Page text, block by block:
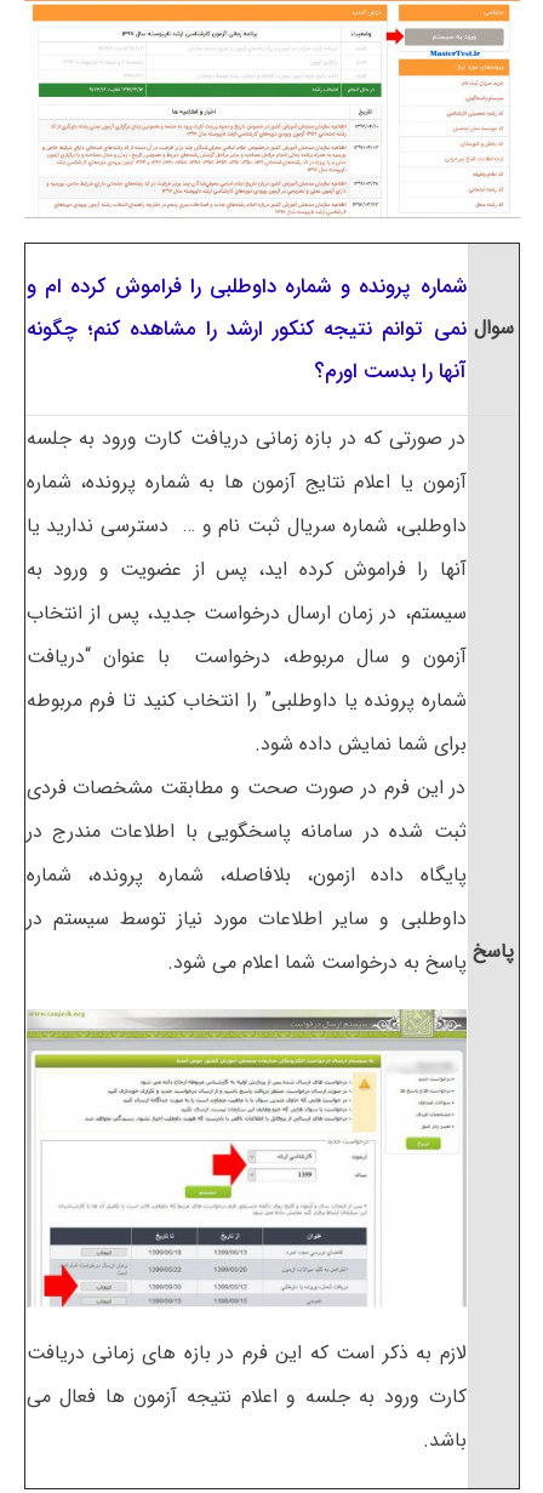
سوال
شماره پرونده و شماره داوطلبی را فراموش کرده ام و
نمی توانم نتیجه کنکور ارشد را مشاهده کنم؛ چگونه
آنها را بدست اورم؟
پاسخ
در صورتی که در بازه زمانی دریافت کارت ورود به جلسه
آزمون یا اعلام نتایج آزمون ها به شماره پرونده، شماره
داوطلبی، شماره سریال ثبت نام و … دسترسی ندارید یا
آنها را فراموش کرده اید، پس از عضویت و ورود به
سیستم، در زمان ارسال درخواست جدید، پس از انتخاب
آزمون و سال مربوطه، درخواست با عنوان “دریافت
شماره پرونده یا داوطلبی” را انتخاب کنید تا فرم مربوطه
برای شما نمایش داده شود.
در این فرم در صورت صحت و مطابقت مشخصات فردی
ثبت شده در سامانه پاسخگویی با اطلاعات مندرج در
پایگاه داده ازمون، بلافاصله، شماره پرونده، شماره
داوطلبی و سایر اطلاعات مورد نیاز توسط سیستم در
پاسخ به درخواست شما اعلام می شود.
لازم به ذکر است که این فرم در بازه های زمانی دریافت
کارت ورود به جلسه و اعلام نتیجه آزمون ها فعال می
باشد.